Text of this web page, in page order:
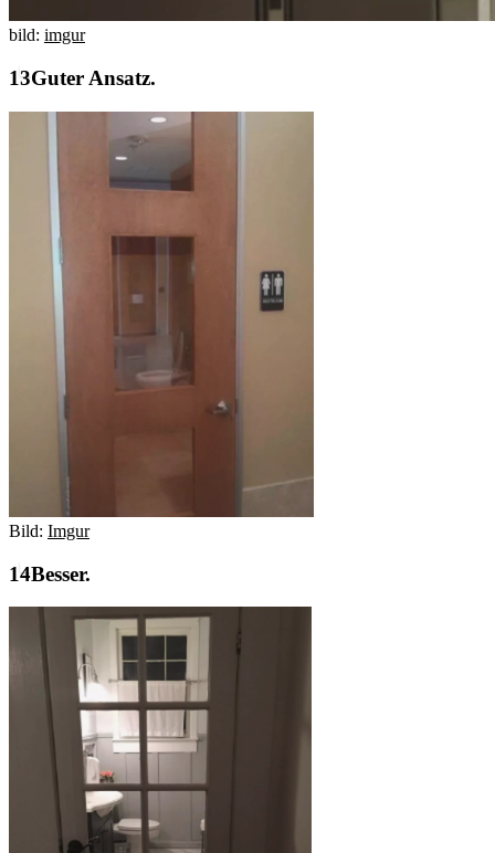
bild: imgur
Guter Ansatz.
Bild: Imgur
Besser.